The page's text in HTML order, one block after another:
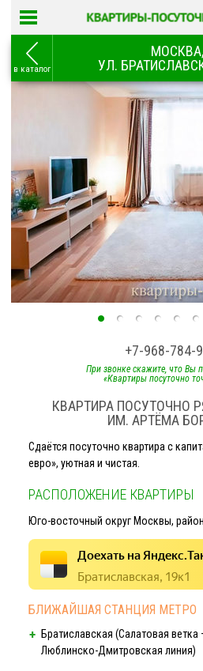
МОСКВА,
УЛ.
в каталог
+7-968-784-
При звонке скажите, что Вы
«Квартиры посуточно
КВАРТИРА ПОСУТОЧНО
ИМ. АРТЁМА
Сдаётся посуточно квартира с
евро», уютная и чистая.
РАСПОЛОЖЕНИЕ КВАРТИРЫ
Юго-восточный округ Москвы,
Доехать на
Братиславская, 19к1
БЛИЖАЙШАЯ СТАНЦИЯ МЕТРО
Братиславская (Салатовая ветка
Люблинско-Дмитровская линия)